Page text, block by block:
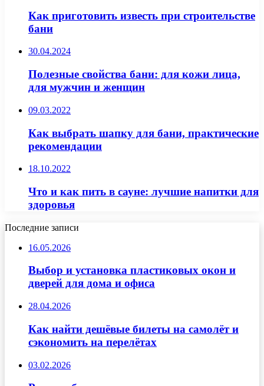
Как приготовить известь при строительстве
бани
30.04.2024
Полезные свойства бани: для кожи лица,
для мужчин и женщин
09.03.2022
Как выбрать шапку для бани, практические
рекомендации
18.10.2022
Что и как пить в сауне: лучшие напитки для
здоровья
Последние записи
16.05.2026
Выбор и установка пластиковых окон и
дверей для дома и офиса
28.04.2026
Как найти дешёвые билеты на самолёт и
сэкономить на перелётах
03.02.2026